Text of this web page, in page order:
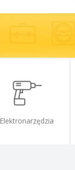
Elektronarzędzia